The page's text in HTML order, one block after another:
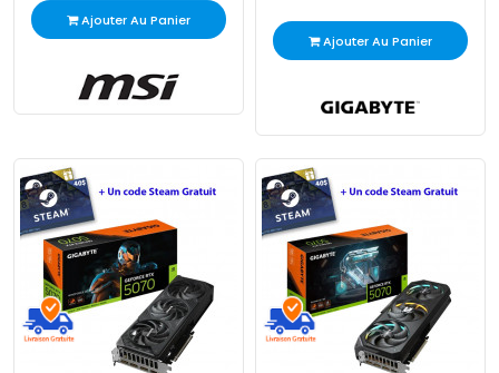
Ajouter Au Panier
Ajouter Au Panier